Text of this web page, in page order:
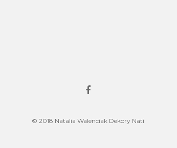
© 2018 Natalia Walenciak Dekory Nati